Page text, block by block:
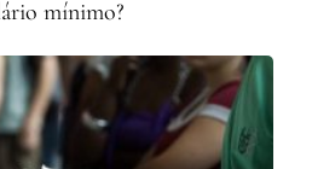
mínimo?